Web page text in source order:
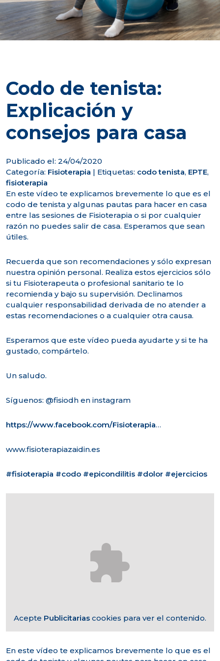
Codo de tenista:
Explicación y
consejos para casa
Publicado el: 24/04/2020
Categoría: Fisioterapia | Etiquetas: codo tenista, EPTE,
fisioterapia
En este vídeo te explicamos brevemente lo que es el
codo de tenista y algunas pautas para hacer en casa
entre las sesiones de Fisioterapia o si por cualquier
razón no puedes salir de casa. Esperamos que sean
útiles.
Recuerda que son recomendaciones y sólo expresan
nuestra opinión personal. Realiza estos ejercicios sólo
si tu Fisioterapeuta o profesional sanitario te lo
recomienda y bajo su supervisión. Declinamos
cualquier responsabilidad derivada de no atender a
estas recomendaciones o a cualquier otra causa.
Esperamos que este vídeo pueda ayudarte y si te ha
gustado, compártelo.
Un saludo.
Síguenos: @fisiodh en instagram
https://www.facebook.com/Fisioterapia…
www.fisioterapiazaidin.es
#fisioterapia #codo #epicondilitis #dolor #ejercicios
Acepte Publicitarias cookies para ver el contenido.
En este vídeo te explicamos brevemente lo que es el